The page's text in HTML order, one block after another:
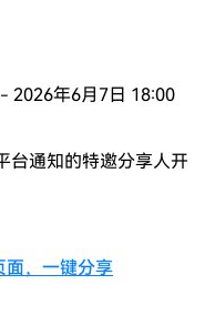
2026年6月7日 18:00
台通知的特邀分享人开
面，一键分享